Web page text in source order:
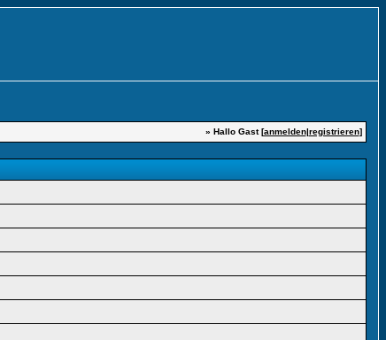
» Hallo Gast [anmelden|registrieren]